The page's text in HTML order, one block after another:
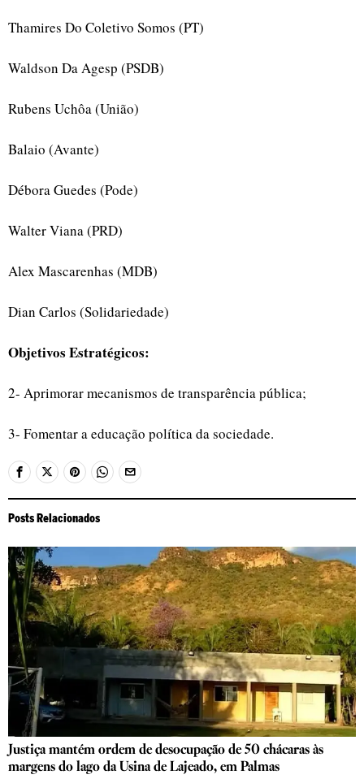
Thamires Do Coletivo Somos (PT)
Waldson Da Agesp (PSDB)
Rubens Uchôa (União)
Balaio (Avante)
Débora Guedes (Pode)
Walter Viana (PRD)
Alex Mascarenhas (MDB)
Dian Carlos (Solidariedade)
Objetivos Estratégicos:
2- Aprimorar mecanismos de transparência pública;
3- Fomentar a educação política da sociedade.
Posts Relacionados
Justiça mantém ordem de desocupação de 50 chácaras às
margens do lago da Usina de Lajeado, em Palmas